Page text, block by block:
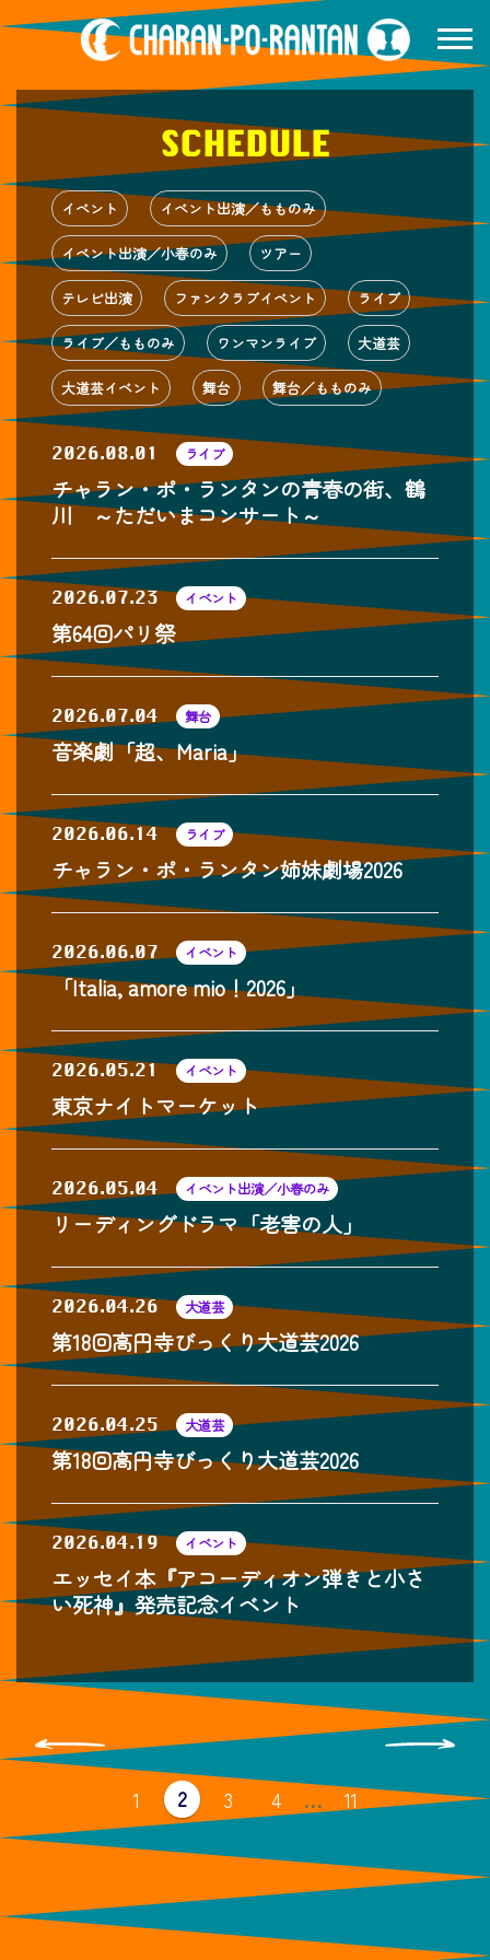
SCHEDULE
イベント イベント出演／もものみ
イベント出演／小春のみ ツアー
テレビ出演 ファンクラブイベント ライブ
ライブ／もものみ ワンマンライブ 大道芸
大道芸イベント 舞台 舞台／もものみ
2026.08.01 ライブ
チャラン・ポ・ランタンの青春の街、鶴
川 ～ただいまコンサート～
2026.07.23 イベント
第64回パリ祭
2026.07.04 舞台
音楽劇「超、Maria」
2026.06.14 ライブ
チャラン・ポ・ランタン姉妹劇場2026
2026.06.07 イベント
「Italia, amore mio！2026」
2026.05.21 イベント
東京ナイトマーケット
2026.05.04 イベント出演／小春のみ
リーディングドラマ「老害の人」
2026.04.26 大道芸
第18回高円寺びっくり大道芸2026
2026.04.25 大道芸
第18回高円寺びっくり大道芸2026
2026.04.19 イベント
エッセイ本『アコーディオン弾きと小さ
い死神』発売記念イベント
投
稿
ナ
ゲ
固
定
ペ
1
固
定
ペ
ー
ジ
2
固
定
ー
ジ
3
固
定
ー
ジ
4 …
固
定
ー
ジ
11